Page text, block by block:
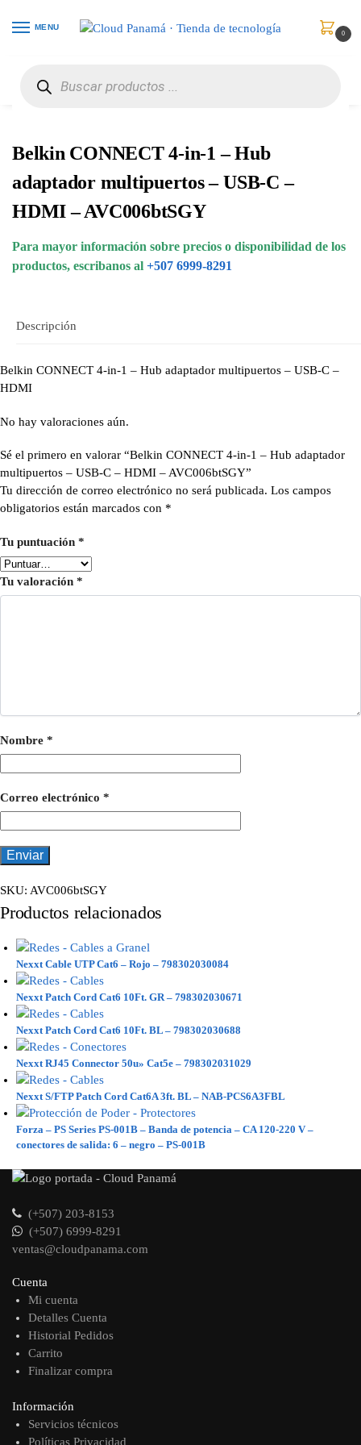
MENU
0
Belkin CONNECT 4-in-1 – Hub
adaptador multipuertos – USB-C –
HDMI – AVC006btSGY
Para mayor información sobre precios o disponibilidad de los
productos, escribanos al +507 6999-8291
Descripción
Belkin CONNECT 4-in-1 – Hub adaptador multipuertos – USB-C –
HDMI
No hay valoraciones aún.
Sé el primero en valorar “Belkin CONNECT 4-in-1 – Hub adaptador
multipuertos – USB-C – HDMI – AVC006btSGY”
Tu dirección de correo electrónico no será publicada. Los campos
obligatorios están marcados con *
Tu puntuación *
Tu valoración *
Nombre *
Correo electrónico *
SKU: AVC006btSGY
Productos relacionados
Nexxt Cable UTP Cat6 – Rojo – 798302030084
Nexxt Patch Cord Cat6 10Ft. GR – 798302030671
Nexxt Patch Cord Cat6 10Ft. BL – 798302030688
Nexxt RJ45 Connector 50u» Cat5e – 798302031029
Nexxt S/FTP Patch Cord Cat6A 3ft. BL – NAB-PCS6A3FBL
Forza – PS Series PS-001B – Banda de potencia – CA 120-220 V –
conectores de salida: 6 – negro – PS-001B
(+507) 203-8153
(+507) 6999-8291
ventas@cloudpanama.com
Cuenta
Mi cuenta
Detalles Cuenta
Historial Pedidos
Carrito
Finalizar compra
Información
Servicios técnicos
Políticas Privacidad